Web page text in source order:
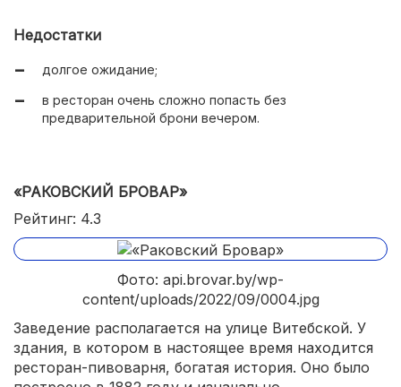
Недостатки
долгое ожидание;
в ресторан очень сложно попасть без
предварительной брони вечером.
«РАКОВСКИЙ БРОВАР»
Рейтинг: 4.3
Фото: api.brovar.by/wp-
content/uploads/2022/09/0004.jpg
Заведение располагается на улице Витебской. У
здания, в котором в настоящее время находится
ресторан-пивоварня, богатая история. Оно было